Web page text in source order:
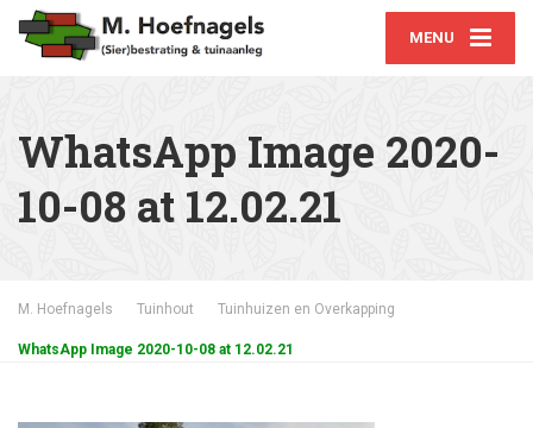
MENU
WhatsApp Image 2020-
10-08 at 12.02.21
M. Hoefnagels Tuinhout Tuinhuizen en Overkapping
WhatsApp Image 2020-10-08 at 12.02.21